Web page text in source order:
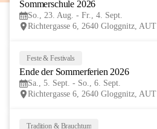
Sommerschule 2026
So., 23. Aug. - Fr., 4. Sept.
Richtergasse 6, 2640 Gloggnitz, AUT
Feste & Festivals
Ende der Sommerferien 2026
Sa., 5. Sept. - So., 6. Sept.
Richtergasse 6, 2640 Gloggnitz, AUT
Tradition & Brauchtum